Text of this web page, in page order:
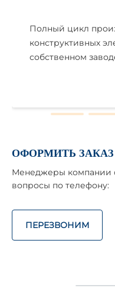
Полный цикл
конструктивных
собственном
ОФОРМИТЬ ЗАКАЗ
Менеджеры компании
вопросы по телефону:
ПЕРЕЗВОНИМ